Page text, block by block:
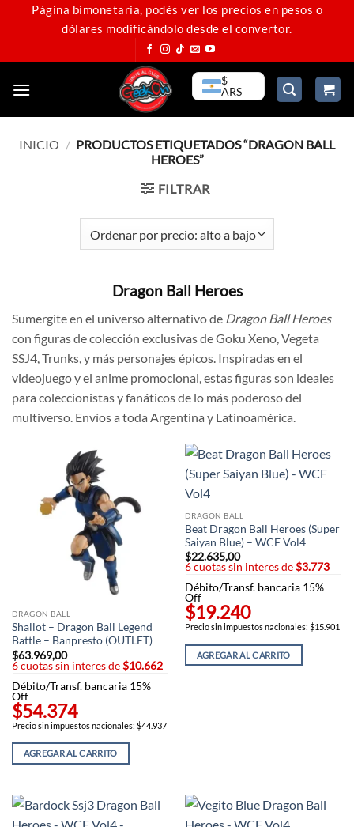
Página bimonetaria, podés ver los precios en pesos o
dólares modificándolo desde el convertor.
$
ARS
INICIO / PRODUCTOS ETIQUETADOS “DRAGON BALL
HEROES”
FILTRAR
Dragon Ball Heroes
Sumergite en el universo alternativo de Dragon Ball Heroes
con figuras de colección exclusivas de Goku Xeno, Vegeta
SSJ4, Trunks, y más personajes épicos. Inspiradas en el
videojuego y el anime promocional, estas figuras son ideales
para coleccionistas y fanáticos de lo más poderoso del
multiverso. Envíos a toda Argentina y Latinoamérica.
DRAGON BALL
Shallot – Dragon Ball Legend
Battle – Banpresto (OUTLET)
$63.969,00
6 cuotas sin interes de$10.662
Débito/Transf. bancaria 15%
Off
$54.374
Precio sin impuestos nacionales: $44.937
AGREGAR AL CARRITO
DRAGON BALL
Beat Dragon Ball Heroes (Super
Saiyan Blue) – WCF Vol4
$22.635,00
6 cuotas sin interes de$3.773
Débito/Transf. bancaria 15%
Off
$19.240
Precio sin impuestos nacionales: $15.901
AGREGAR AL CARRITO